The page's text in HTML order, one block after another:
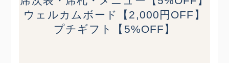
ウェルカムボード
【 2,000円OFF 】
プチギフト
【 5%OFF 】